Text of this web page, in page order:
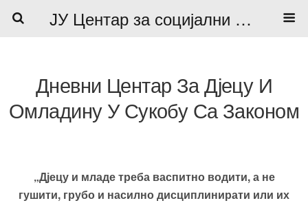
ЈУ Центар за социјални рад
Дневни Центар За Дјецу И
Омладину У Сукобу Са Законом
„Дјецу и младе треба васпитно водити, а не
гушити, грубо и насилно дисциплинирати или их